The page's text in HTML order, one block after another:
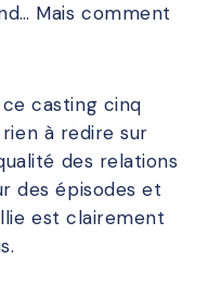
Mais comment
casting cinq
à redire sur
des relations
des épisodes et
est clairement